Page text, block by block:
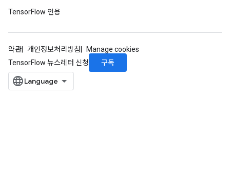
TensorFlow 인용
약관 개인정보처리방침
Manage cookies
TensorFlow 뉴스레터 신청
구독